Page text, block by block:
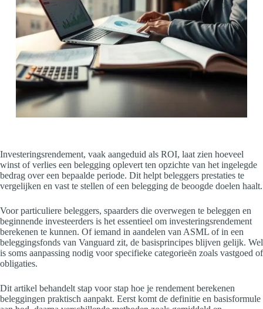
Investeringsrendement, vaak aangeduid als ROI, laat zien hoeveel
winst of verlies een belegging oplevert ten opzichte van het ingelegde
bedrag over een bepaalde periode. Dit helpt beleggers prestaties te
vergelijken en vast te stellen of een belegging de beoogde doelen haalt.
Voor particuliere beleggers, spaarders die overwegen te beleggen en
beginnende investeerders is het essentieel om investeringsrendement
berekenen te kunnen. Of iemand in aandelen van ASML of in een
beleggingsfonds van Vanguard zit, de basisprincipes blijven gelijk. Wel
is soms aanpassing nodig voor specifieke categorieën zoals vastgoed of
obligaties.
Dit artikel behandelt stap voor stap hoe je rendement berekenen
beleggingen praktisch aanpakt. Eerst komt de definitie en basisformule